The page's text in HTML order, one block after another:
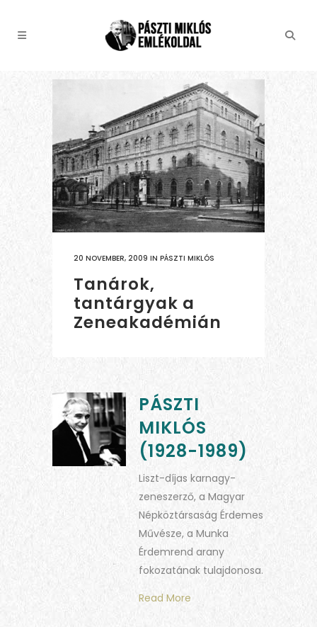
20 NOVEMBER, 2009 IN PÁSZTI MIKLÓS
Tanárok,
tantárgyak a
Zeneakadémián
PÁSZTI
MIKLÓS
(1928-1989)
Liszt-díjas karnagy-
zeneszerző, a Magyar
Népköztársaság Érdemes
Művésze, a Munka
Érdemrend arany
fokozatának tulajdonosa.
Read More